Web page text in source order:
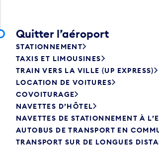
Quitter l’aéroport
STATIONNEMENT
TAXIS ET LIMOUSINES
TRAIN VERS LA VILLE (UP EXPRESS)
LOCATION DE VOITURES
COVOITURAGE
NAVETTES D’HÔTEL
NAVETTES DE STATIONNEMENT À
AUTOBUS DE TRANSPORT EN
TRANSPORT SUR DE LONGUES